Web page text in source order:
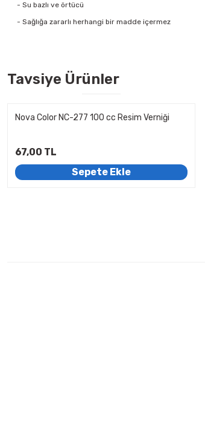
- Su bazlı ve örtücü
- Sağlığa zararlı herhangi bir madde içermez
Tavsiye Ürünler
Nova Color NC-277 100 cc Resim Verniği
67,00 TL
Sepete Ekle